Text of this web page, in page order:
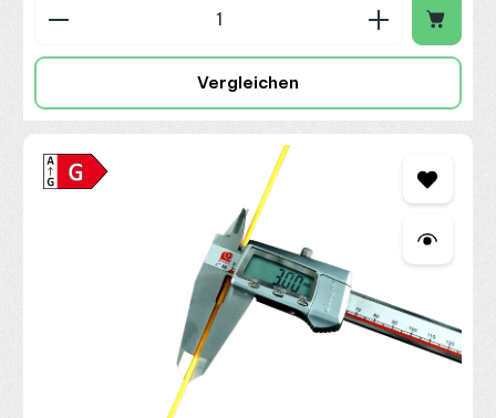
Produkt Anzahl: Gib den gewünschten Wert
Vergleichen